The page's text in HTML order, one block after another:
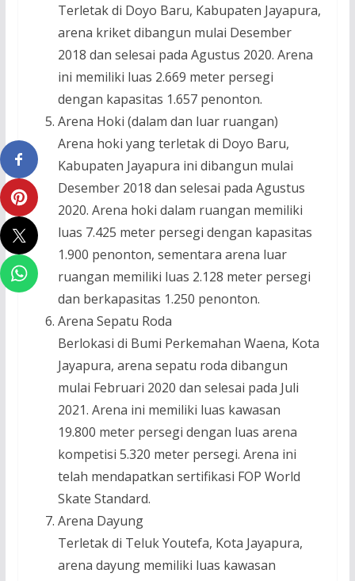
Terletak di Doyo Baru, Kabupaten Jayapura,
arena kriket dibangun mulai Desember
2018 dan selesai pada Agustus 2020. Arena
ini memiliki luas 2.669 meter persegi
dengan kapasitas 1.657 penonton.
Arena Hoki (dalam dan luar ruangan)
Arena hoki yang terletak di Doyo Baru,
Kabupaten Jayapura ini dibangun mulai
Desember 2018 dan selesai pada Agustus
2020. Arena hoki dalam ruangan memiliki
luas 7.425 meter persegi dengan kapasitas
1.900 penonton, sementara arena luar
ruangan memiliki luas 2.128 meter persegi
dan berkapasitas 1.250 penonton.
Arena Sepatu Roda
Berlokasi di Bumi Perkemahan Waena, Kota
Jayapura, arena sepatu roda dibangun
mulai Februari 2020 dan selesai pada Juli
2021. Arena ini memiliki luas kawasan
19.800 meter persegi dengan luas arena
kompetisi 5.320 meter persegi. Arena ini
telah mendapatkan sertifikasi FOP World
Skate Standard.
Arena Dayung
Terletak di Teluk Youtefa, Kota Jayapura,
arena dayung memiliki luas kawasan